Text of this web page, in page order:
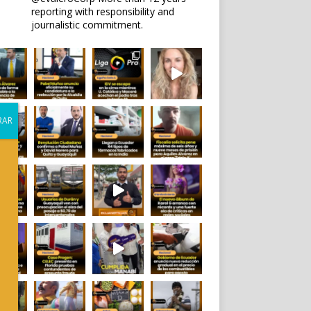
reporting with responsibility and
journalistic commitment.